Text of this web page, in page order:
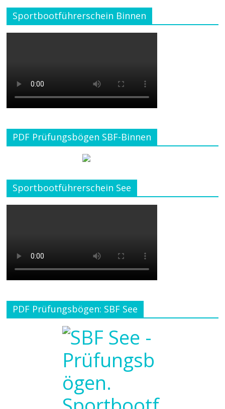
Sportbootführerschein Binnen
PDF Prüfungsbögen SBF-Binnen
Sportbootführerschein See
PDF Prüfungsbögen: SBF See